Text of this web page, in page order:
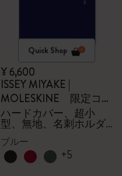
Quick Shop
¥ 6,600
ISSEY MIYAKE |
MOLESKINE 限定コレ
クション
ハードカバー、超小
型、無地、名刺ホルダ
ー - 箱付き
ブルー
+5